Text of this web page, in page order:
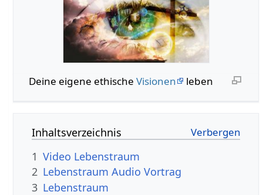
Deine eigene ethische Visionen leben
Inhaltsverzeichnis
1 Video Lebenstraum
2 Lebenstraum Audio Vortrag
3 Lebenstraum